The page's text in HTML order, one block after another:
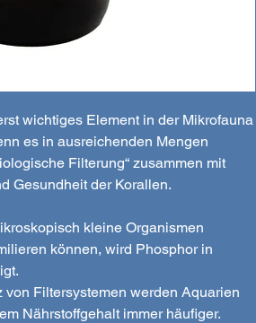
wichtiges Element in der Mikrofauna
es in ausreichenden Mengen
Filterung“ zusammen mit
Gesundheit der Korallen.
kleine Organismen
können, wird Phosphor in
Filtersystemen werden Aquarien
Nährstoffgehalt immer häufiger.